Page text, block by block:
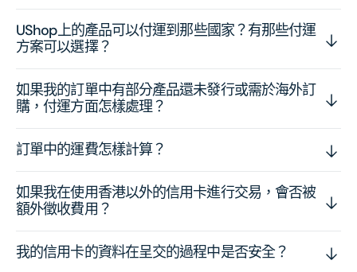
UShop上的產品可以付運到那些國家？有那些付運
方案可以選擇？
如果我的訂單中有部分產品還未發行或需於海外訂
購，付運方面怎樣處理？
訂單中的運費怎樣計算？
如果我在使用香港以外的信用卡進行交易，會否被
額外徵收費用？
我的信用卡的資料在呈交的過程中是否安全？